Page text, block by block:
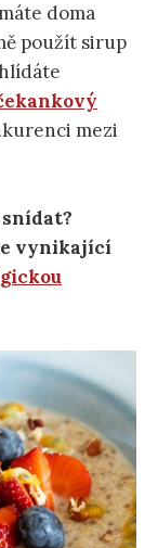
doma
použít sirup
mezi
snídat?
vynikající